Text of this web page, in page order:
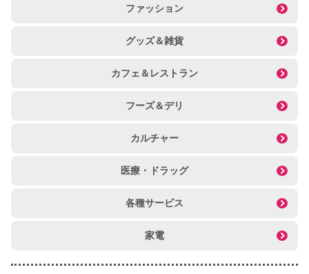
ファッション
グッズ＆雑貨
カフェ＆レストラン
フーズ＆デリ
カルチャー
医療・ドラッグ
各種サービス
家電